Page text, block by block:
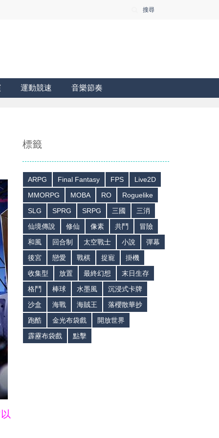
搜尋
運動競速 音樂節奏
標籤
ARPG Final Fantasy FPS
Live2D
MMORPG
MOBA RO
Roguelike
SLG
SPRG SRPG 三國
三消
仙境傳說
修仙 像素 共鬥
冒險
和風
回合制 太空戰士 小說
彈幕
後宮
戀愛 戰棋 捉寵
掛機
收集型
放置 最終幻想
末日生存
格鬥
棒球 水墨風
沉浸式卡牌
沙盒
海戰 海賊王
落櫻散華抄
跑酷
金光布袋戲
開放世界
霹靂布袋戲
點擊